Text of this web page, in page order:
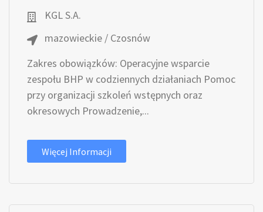
KGL S.A.
mazowieckie / Czosnów
Zakres obowiązków: Operacyjne wsparcie
zespołu BHP w codziennych działaniach Pomoc
przy organizacji szkoleń wstępnych oraz
okresowych Prowadzenie,...
Więcej Informacji